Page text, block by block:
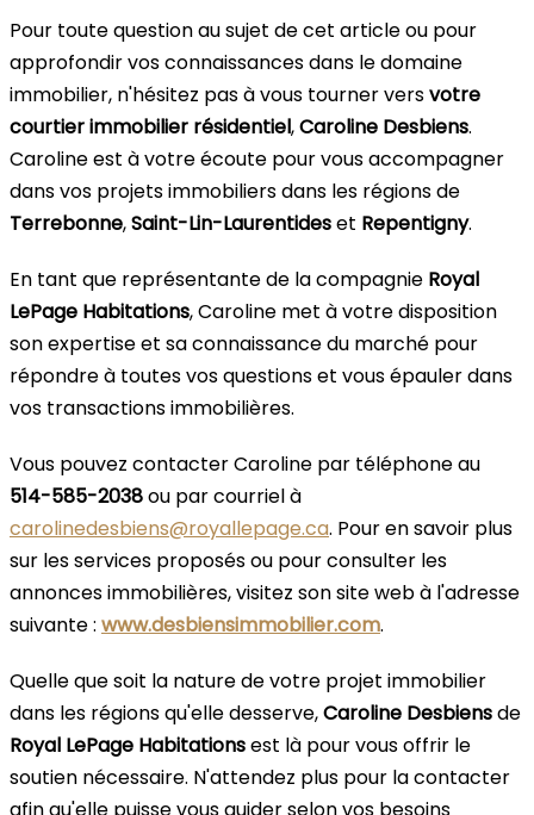
Pour toute question au sujet de cet article ou pour
approfondir vos connaissances dans le domaine
immobilier, n'hésitez pas à vous tourner versvotre
courtier immobilier résidentiel,Caroline Desbiens.
Caroline est à votre écoute pour vous accompagner
dans vos projets immobiliers dans les régions de
Terrebonne,Saint-Lin-Laurentideset Repentigny.
En tant que représentante de la compagnie Royal
LePage Habitations, Caroline met à votre disposition
son expertise et sa connaissance du marché pour
répondre à toutes vos questions et vous épauler dans
vos transactions immobilières.
Vous pouvez contacter Caroline par téléphone au
514-585-2038ou par courriel à
carolinedesbiens@royallepage.ca. Pour en savoir plus
sur les services proposés ou pour consulter les
annonces immobilières, visitez son site web à l'adresse
suivante : www.desbiensimmobilier.com.
Quelle que soit la nature de votre projet immobilier
dans les régions qu'elle desserve,Caroline Desbiensde
Royal LePage Habitationsest là pour vous offrir le
soutien nécessaire. N'attendez plus pour la contacter
afin qu'elle puisse vous guider selon vos besoins